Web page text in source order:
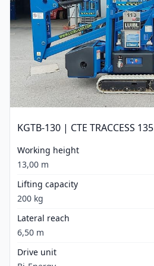
KGTB-130 | CTE TRACCESS 135
Working height
13,00 m
Lifting capacity
200 kg
Lateral reach
6,50 m
Drive unit